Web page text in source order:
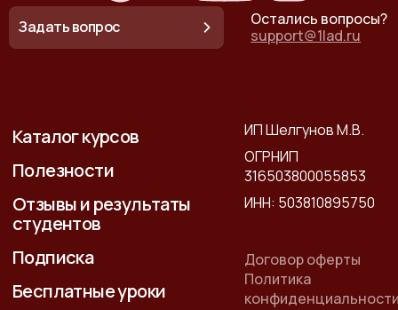
Остались вопросы?
support@1lad.ru
Задать вопрос
Каталог курсов
Полезности
Отзывы и результаты
студентов
Подписка
Бесплатные уроки
ИП Шелгунов М.В.
ОГРНИП
316503800055853
ИНН: 503810895750
Договор оферты
Политика